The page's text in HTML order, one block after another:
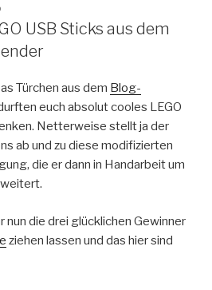
USB Sticks aus dem
Türchen aus dem Blog-
euch absolut cooles LEGO
Netterweise stellt ja der
ab und zu diese modifizierten
die er dann in Handarbeit um
nun die drei glücklichen Gewinner
ziehen lassen und das hier sind